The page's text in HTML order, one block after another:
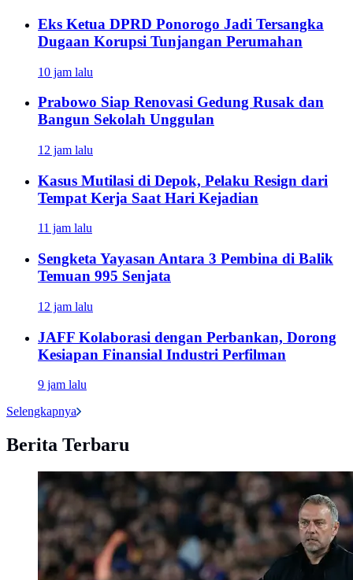
Eks Ketua DPRD Ponorogo Jadi Tersangka
Dugaan Korupsi Tunjangan Perumahan
10 jam lalu
Prabowo Siap Renovasi Gedung Rusak dan
Bangun Sekolah Unggulan
12 jam lalu
Kasus Mutilasi di Depok, Pelaku Resign dari
Tempat Kerja Saat Hari Kejadian
11 jam lalu
Sengketa Yayasan Antara 3 Pembina di Balik
Temuan 995 Senjata
12 jam lalu
JAFF Kolaborasi dengan Perbankan, Dorong
Kesiapan Finansial Industri Perfilman
9 jam lalu
Selengkapnya
Berita Terbaru